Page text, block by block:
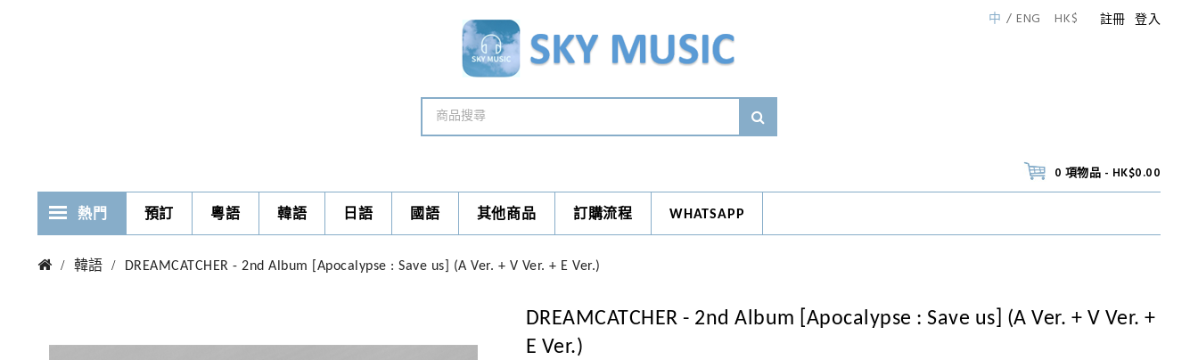
註冊 登入
中 ENG HK$
0 項物品 - HK$0.00
熱門 預訂 粵語 韓語 日語 國語 其他商品 訂購流程 WHATSAPP
韓語 DREAMCATCHER - 2nd Album [Apocalypse : Save us] (A Ver. + V Ver. + E Ver.)
DREAMCATCHER - 2nd Album [Apocalypse : Save us] (A Ver. + V Ver. +
E Ver.)